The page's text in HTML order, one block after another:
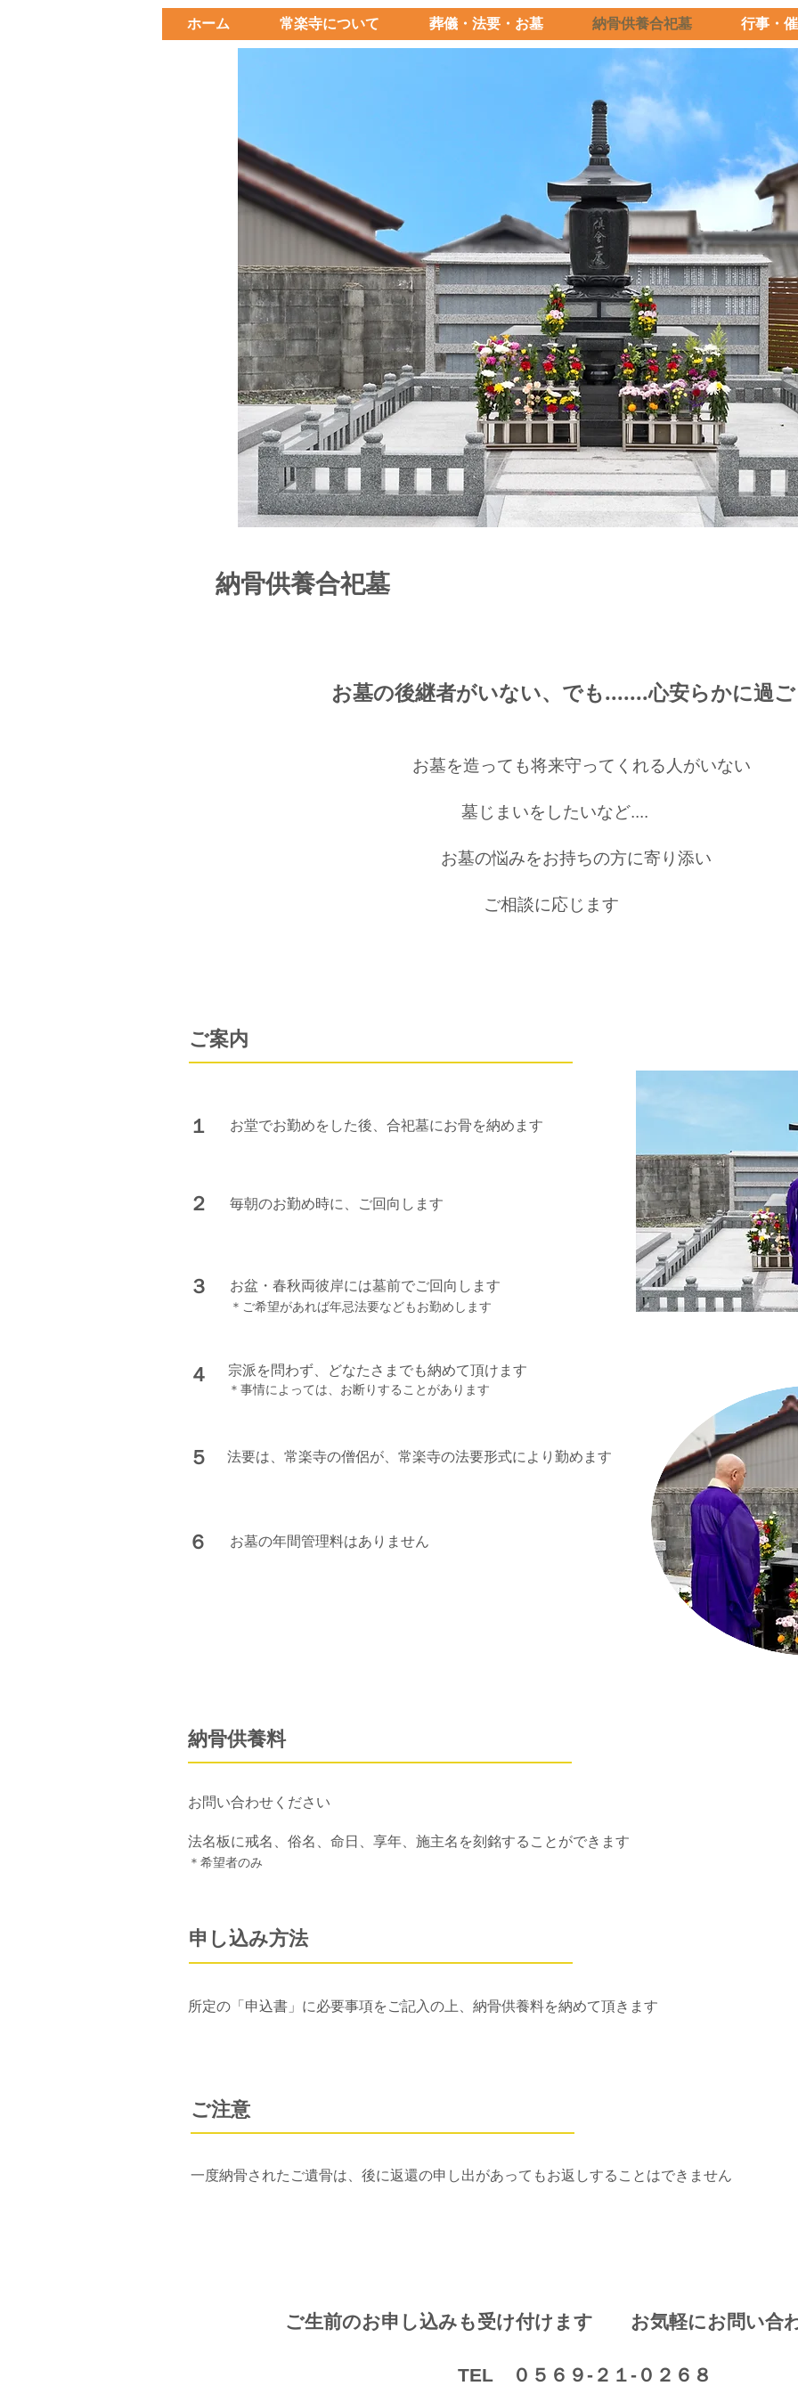
ホーム 常楽寺について 葬儀・法要・お墓 納骨供養合祀墓 行事・
納骨供養合祀墓
お墓の後継者がいない、でも.......心安らかに過
お墓を造っても将来守ってくれる人がいない
墓じまいをしたいなど....
お墓の悩みをお持ちの方に寄り添
ご相談に応じます
​ご案内
毎朝のお勤め時に、ご回向します
１ お堂でお勤めをした後、合祀墓にお骨を納めます
２
​３ お盆・春秋両彼岸には墓前でご回向します
＊ご希望があれば年忌法要などもお勤めします
​４ 宗派を問わず、どなたさまでも納めて頂けます
＊事情によっては、お断りする ことがあります
​５ 法要は、常楽寺の僧侶が、常楽寺の法要形式により勤めます
​６ お墓の年間管理料はありません
納骨供養料
​お問い合わせください
法名板に戒名、俗名、命日、享年、施主名を刻銘することができます
＊希望者のみ
申し込み方法
所定の「申込書」に必要事項をご記入の上、納骨供養料を納めて頂きます
ご注意
一度納骨されたご遺骨は、後に返還の申し出があってもお返しすることはできません
ご生前のお申し込みも受け付けます お気軽にお問い合
TEL ０５６９-２１-０２６８